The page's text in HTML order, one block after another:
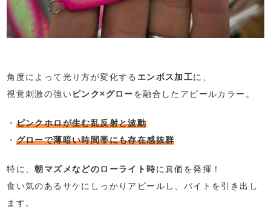
角度によって光り方が変化する エンボス加工に、
視覚刺激の強いピンク×グローを融合したアピールカラー。
・ ピンクホロが生む乱反射と波動
・ グローで薄暗い時間帯にも存在感抜群
特に、朝マズメなどのローライト時に真価を発揮！
食い気のあるサケにしっかりアピールし、バイトを引き出し
ます。